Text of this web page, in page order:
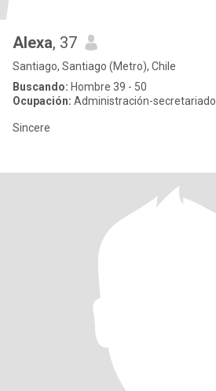
Alexa, 37
Santiago, Santiago (Metro), Chile
Buscando: Hombre 39 - 50
Ocupación: Administración-secretariado
Sincere